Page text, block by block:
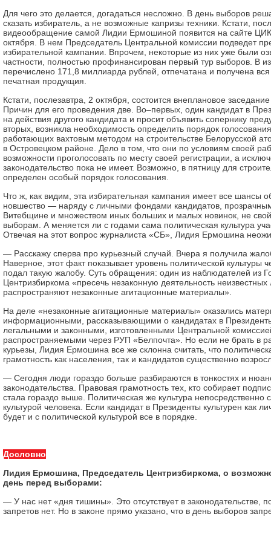
Для чего это делается, догадаться несложно. В день выборов
сказать избиратель, а не возможные капризы техники. Кстати,
видеообращение самой Лидии Ермошиной появится на сайте
октября. В нем Председатель Центральной комиссии подведет
избирательной кампании. Впрочем, некоторые из них уже были
частности, полностью профинансирован первый тур выборов. В
перечислено 171,8 миллиарда рублей, отпечатана и получена
печатная продукция.
Кстати, послезавтра, 2 октября, состоится внеплановое
Причин для его проведения две. Во–первых, один кандидат в
на действия другого кандидата и просит объявить сопернику
вторых, возникла необходимость определить порядок
работающих вахтовым методом на строительстве Белорусской
в Островецком районе. Дело в том, что они по условиям своей
возможности проголосовать по месту своей регистрации, а
законодательство пока не имеет. Возможно, в пятницу для
определен особый порядок голосования.
Что ж, как видим, эта избирательная кампания имеет все шансы
новшество — наряду с личными фондами кандидатов,
Витебщине и множеством иных больших и малых новинок, не
выборам. А меняется ли с годами сама политическая культура
Отвечая на этот вопрос журналиста «СБ», Лидия Ермошина
— Расскажу сперва про курьезный случай. Вчера я получила
Наверное, этот факт показывает уровень политической культуры
подал такую жалобу. Суть обращения: один из наблюдателей из
Центризбиркома «пресечь незаконную деятельность
распространяют незаконные агитационные материалы».
На деле «незаконные агитационные материалы» оказались
информационными, рассказывающими о кандидатах в
легальными и законными, изготовленными Центральной
распространяемыми через РУП «Белпочта». Но если не брать в
курьезы, Лидия Ермошина все же склонна считать, что
грамотность как населения, так и кандидатов существенно
— Сегодня люди гораздо больше разбираются в тонкостях и
законодательства. Правовая грамотность тех, кто собирает
стала гораздо выше. Политическая же культура непосредственно
культурой человека. Если кандидат в Президенты культурен как
будет и с политической культурой все в порядке.
Дословно
Лидия Ермошина, Председатель Центризбиркома, о
день перед выборами:
— У нас нет «дня тишины». Это отсутствует в законодательстве,
запретов нет. Но в законе прямо указано, что в день выборов